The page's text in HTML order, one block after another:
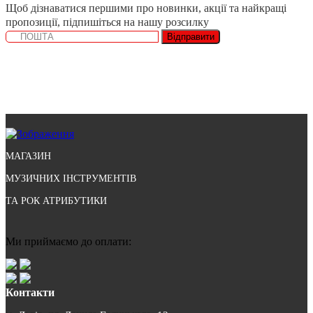
Щоб дізнаватися першими про новинки, акції та найкращі
пропозиції, підпишіться на нашу розсилку
Відправити
МАГАЗИН
МУЗИЧНИХ ІНСТРУМЕНТІВ
ТА РОК АТРИБУТИКИ
Ми приймаємо до оплати:
Контакти